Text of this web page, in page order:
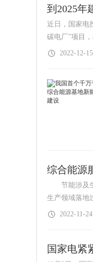
到2025年
近日，国家电
碳电厂”项目
2022-12-15
综合能源
节能涉及生
生产领域落地
2022-11-24
国家电紧